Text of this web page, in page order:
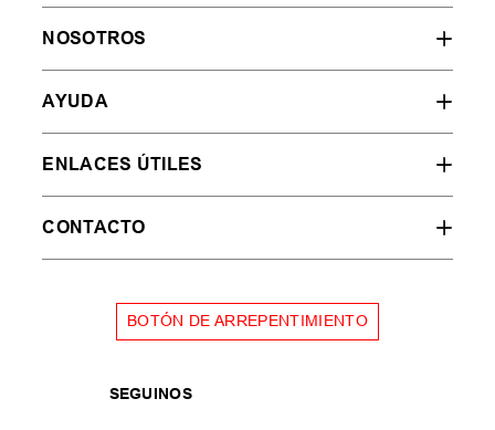
NOSOTROS
AYUDA
ENLACES ÚTILES
CONTACTO
BOTÓN DE ARREPENTIMIENTO
SEGUINOS